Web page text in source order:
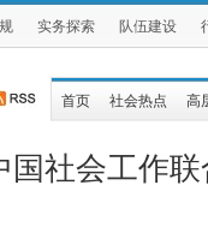
实务探索 队伍建设
首页 社会热点 高
社会工作